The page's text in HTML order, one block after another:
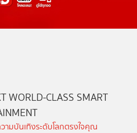
WORLD-CLASS SMART
ามบันเทิงระดับโลกตรงใจคุณ